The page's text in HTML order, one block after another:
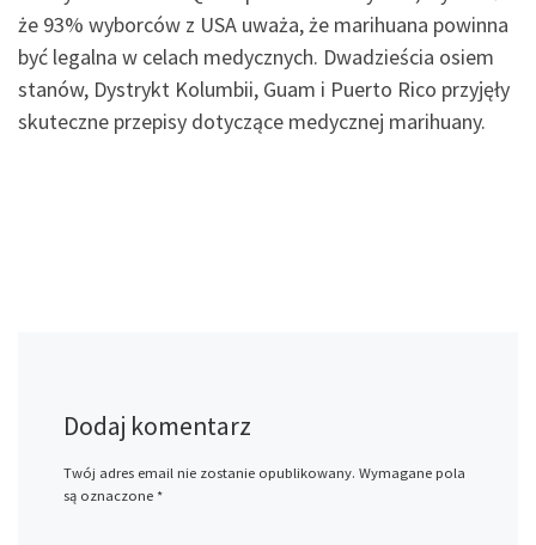
że 93% wyborców z USA uważa, że marihuana powinna
być legalna w celach medycznych. Dwadzieścia osiem
stanów, Dystrykt Kolumbii, Guam i Puerto Rico przyjęły
skuteczne przepisy dotyczące medycznej marihuany.
Dodaj komentarz
Twój adres email nie zostanie opublikowany. Wymagane pola
są oznaczone *